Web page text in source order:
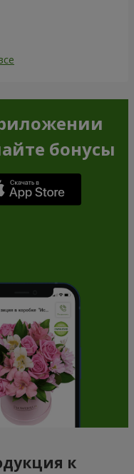
бонусы
к